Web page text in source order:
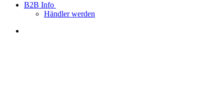
B2B Info
Händler werden